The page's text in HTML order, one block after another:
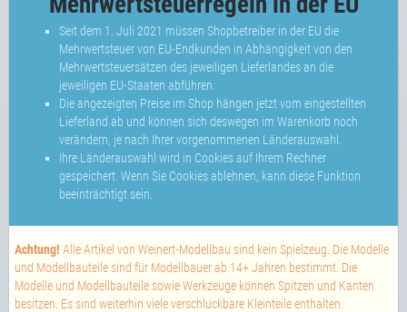
Seit dem 1. Juli 2021 müssen Shopbetreiber in der EU die
Mehrwertsteuer von EU-Endkunden in Abhängigkeit von den
Mehrwertsteuersätzen des jeweiligen Lieferlandes an die
jeweiligen EU-Staaten abführen.
Die angezeigten Preise im Shop hängen jetzt vom eingestellten
Lieferland ab und können sich deswegen im Warenkorb noch
verändern, je nach Ihrer vorgenommenen Länderauswahl.
Ihre Länderauswahl wird in Cookies auf Ihrem Rechner
gespeichert. Wenn Sie Cookies ablehnen, kann diese Funktion
beeinträchtigt sein.
Achtung! Alle Artikel von Weinert-Modellbau sind kein Spielzeug. Die Modelle
und Modellbauteile sind für Modellbauer ab 14+ Jahren bestimmt. Die
Modelle und Modellbauteile sowie Werkzeuge können Spitzen und Kanten
besitzen. Es sind weiterhin viele verschluckbare Kleinteile enthalten.